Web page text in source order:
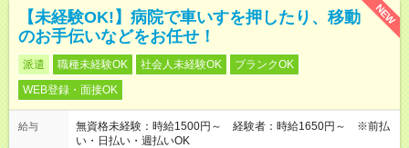
NEW
【未経験OK!】病院で車いすを押したり、移動
のお手伝いなどをお任せ！
派遣 職種未経験OK 社会人未経験OK
ブランクOK
WEB登録・面接OK
給与
無資格未経験：時給1500円～ 経験者：時給1650円～ ※前払
い・日払い・週払いOK